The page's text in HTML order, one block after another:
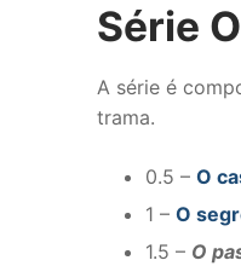
Série
A série é
trama.
0.5 – O
1 – O
1.5 – O